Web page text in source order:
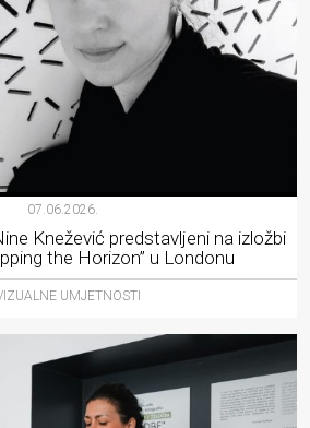
07.06.2026.
Knežević predstavljeni na izložbi
the Horizon” u Londonu
UMJETNOSTI